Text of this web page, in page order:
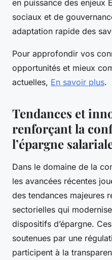
en puissance des enjeux
sociaux et de
adaptation rapide des
Pour approfondir vos
opportunités et mieux
actuelles, En savoir plus.
Tendances et
renforçant la
l’épargne
Dans le domaine de la
les avancées récentes
des tendances majeures
sectorielles qui
dispositifs d’épargne.
soutenues par une
participent à la